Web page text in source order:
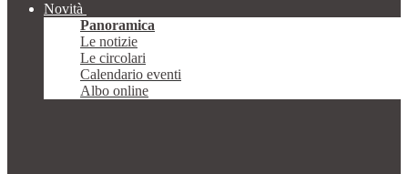
Novità
Panoramica
Le notizie
Le circolari
Calendario eventi
Albo online